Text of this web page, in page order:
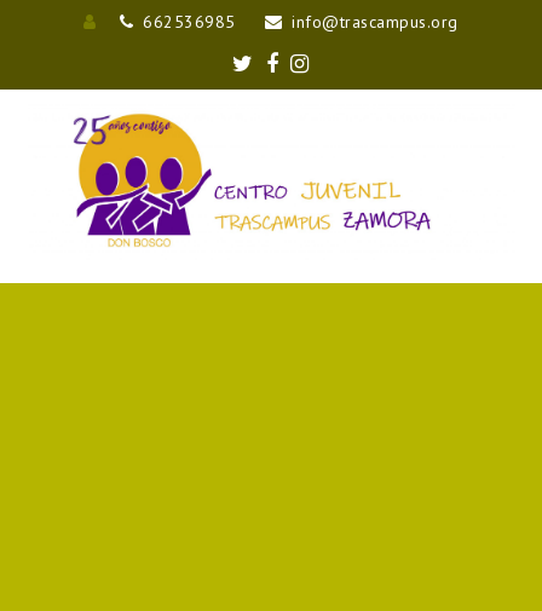
Entrar662536985 info@trascampus.org
TwitterFacebook
Instagram